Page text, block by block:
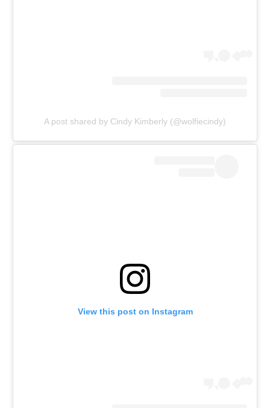
A post shared by Cindy Kimberly (@wolfiecindy)
View this post on Instagram